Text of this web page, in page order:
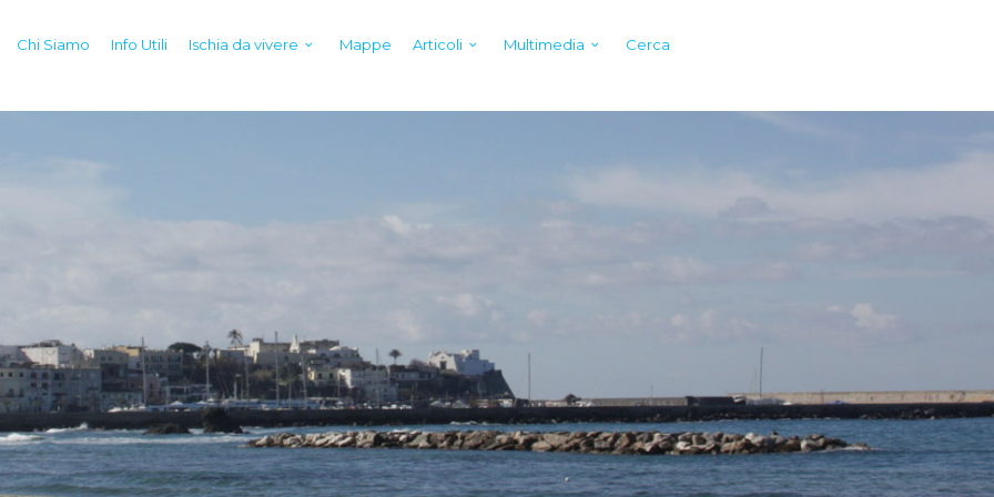
Chi Siamo Info Utili Ischia da vivere Mappe Articoli Multimedia Cerca